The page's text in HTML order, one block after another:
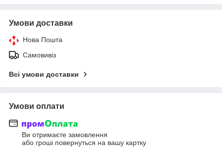
Умови доставки
Нова Пошта
Самовивіз
Всі умови доставки
Умови оплати
Ви отримаєте замовлення
або гроші повернуться на вашу картку